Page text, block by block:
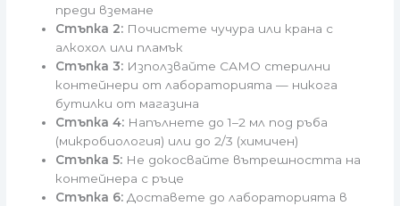
преди вземане
Стъпка 2: Почистете чучура или крана с
алкохол или пламък
Стъпка 3: Използвайте САМО стерилни
контейнери от лабораторията — никога
бутилки от магазина
Стъпка 4: Напълнете до 1–2 мл под ръба
(микробиология) или до 2/3 (химичен)
Стъпка 5: Не докосвайте вътрешността на
контейнера с ръце
Стъпка 6: Доставете до лабораторията в